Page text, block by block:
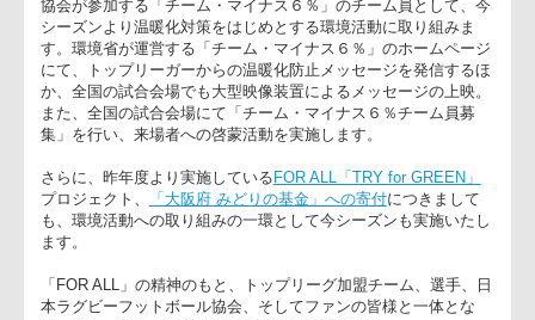
ジャパンラグビー トップリーグは、日本ラグビーフットボール
協会が参加する「チーム・マイナス６％」のチーム員として、
シーズンより温暖化対策をはじめとする環境活動に取り組みま
す。環境省が運営する「チーム・マイナス６％」のホームペー
にて、トップリーガーからの温暖化防止メッセージを発信する
か、全国の試合会場でも大型映像装置によるメッセージの上映
集」を行い、来場者への啓蒙活動を実施します。
さらに、昨年度より実施している FOR ALL「TRY for GREEN」
プロジェクト、
も、環境活動への取り組みの一環として今シーズンも実施いた
ます。